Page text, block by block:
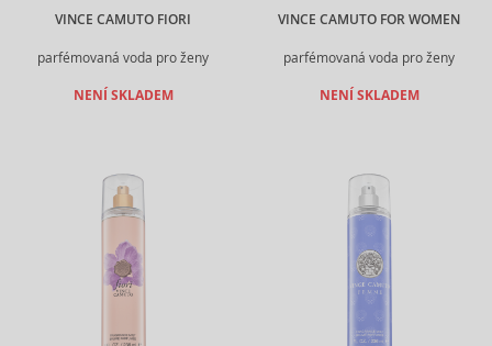
VINCE CAMUTO FIORI
parfémovaná voda pro ženy
NENÍ SKLADEM
VINCE CAMUTO FOR WOMEN
parfémovaná voda pro ženy
NENÍ SKLADEM